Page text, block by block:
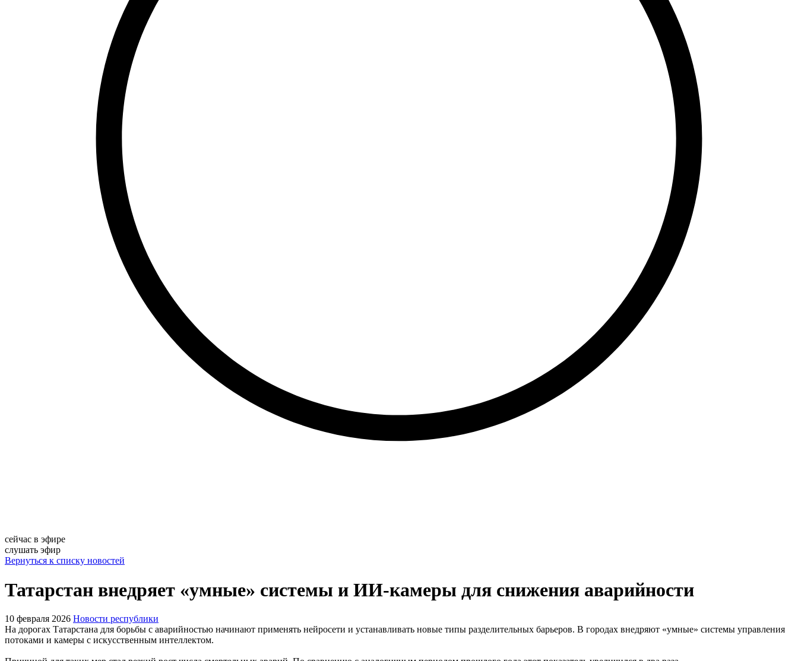
сейчас в эфире
слушать эфир
Вернуться к списку новостей
Татарстан внедряет «умные» системы и ИИ-камеры для снижения аварийности
10 февраля 2026 Новости республики
На дорогах Татарстана для борьбы с аварийностью начинают применять нейросети и устанавливать новые типы разделительных барьеров. В городах внедряют «умные» системы управления
потоками и камеры с искусственным интеллектом.